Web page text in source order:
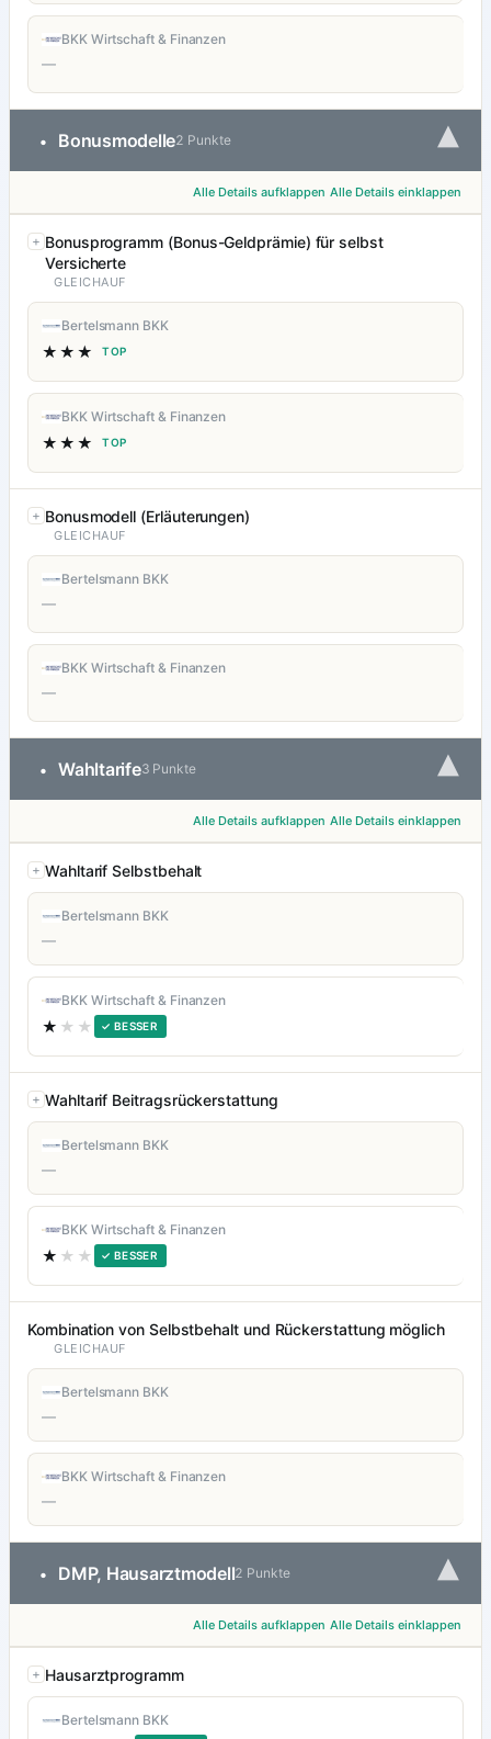
BKK Wirtschaft & Finanzen
—
• Bonusmodelle2 Punkte ▾
Alle Details aufklappen Alle Details einklappen
Bonusprogramm (Bonus-Geldprämie) für selbst
Versicherte
GLEICHAUF
Bertelsmann BKK
★★★ TOP
BKK Wirtschaft & Finanzen
★★★ TOP
Bonusmodell (Erläuterungen)
GLEICHAUF
Bertelsmann BKK
—
BKK Wirtschaft & Finanzen
—
• Wahltarife3 Punkte ▾
Alle Details aufklappen Alle Details einklappen
Wahltarif Selbstbehalt
Bertelsmann BKK
—
BKK Wirtschaft & Finanzen
★ ★★ ✓ BESSER
Wahltarif Beitragsrückerstattung
Bertelsmann BKK
—
BKK Wirtschaft & Finanzen
★ ★★ ✓ BESSER
Kombination von Selbstbehalt und Rückerstattung möglich
GLEICHAUF
Bertelsmann BKK
—
BKK Wirtschaft & Finanzen
—
• DMP, Hausarztmodell2 Punkte ▾
Alle Details aufklappen Alle Details einklappen
Hausarztprogramm
Bertelsmann BKK